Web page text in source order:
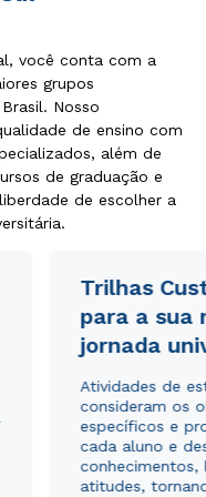
você conta com a
grupos
Nosso
de ensino com
além de
de graduação e
de escolher a
Trilhas
para a sua
jornada
Atividades de
consideram os
específicos e
cada aluno e
conhecimentos,
atitudes,
Privacidade.e
para o
Sul.